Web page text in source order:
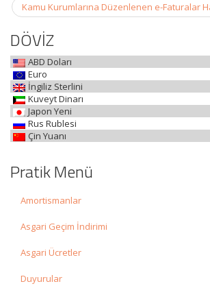
Kamu Kurumlarına Düzenlenen e-Faturalar
DÖVİZ
ABD Doları
Euro
İngiliz Sterlini
Kuveyt Dinarı
Japon Yeni
Rus Rublesi
Çin Yuanı
Pratik Menü
Amortismanlar
Asgari Geçim İndirimi
Asgari Ücretler
Duyurular